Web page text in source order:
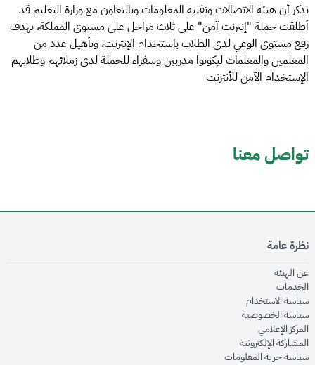
يذكر أن هيئة الاتصالات وتقنية المعلومات وبالتعاون مع وزارة التعليم قد
أطلقت حملة "إنترنت آمن" على ثلاث مراحل على مستوى المملكة، بهدف
رفع مستوى الوعي لدى الطلاب باستخدام الإنترنت، وتأهيل عدد من
المعلمين والمعلمات ليكونوا مدربين وسفراء للحملة لدى زملائهم وطلابهم
الإستخدام الآمن للأنترنت
تواصل معنا
نظرة عامة
عن الهيئةopens in new window
الخدماتopens in new window
سياسة الاستخدام
سياسة الخصوصيةopens in new window
المركز الإعلاميopens in new window
المشاركة الإلكترونيةopens in new window
سياسة حرية المعلوماتopens in new window